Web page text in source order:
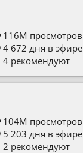
116M просмотров
4 672дня в эфире
4 рекомендуют
104M просмотров
5 203 дня в эфире
2 рекомендуют